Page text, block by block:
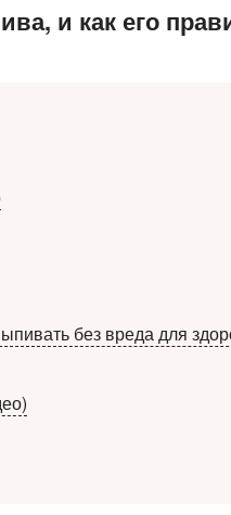
и как его
без вреда для